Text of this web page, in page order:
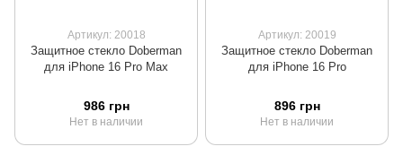
Артикул: 20018
Защитное стекло Doberman
для iPhone 16 Pro Max
986 грн
Нет в наличии
Артикул: 20019
Защитное стекло Doberman
для iPhone 16 Pro
896 грн
Нет в наличии